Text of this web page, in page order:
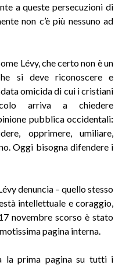
a queste persecuzioni di
non c’è più nessuno ad
Lévy, che certo non è un
si deve riconoscere e
omicida di cui i cristiani
arriva a chiedere
pubblica occidentali:
opprimere, umiliare,
Oggi bisogna difendere i
denuncia – quello stesso
intellettuale e coraggio,
novembre scorso è stato
pagina interna.
la prima pagina su tutti i